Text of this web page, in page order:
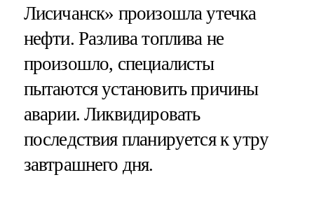
Лисичанск» произошла утечка
нефти. Разлива топлива не
произошло, специалисты
пытаются установить причины
аварии. Ликвидировать
последствия планируется к утру
завтрашнего дня.